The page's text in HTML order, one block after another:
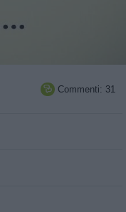
 Commenti: 31